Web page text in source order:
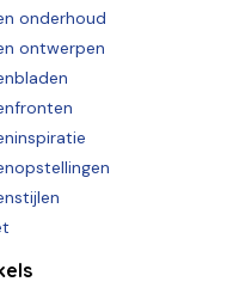
onderhoud
ontwerpen